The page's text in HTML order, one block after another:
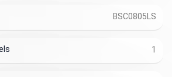
BSC0805LS
1